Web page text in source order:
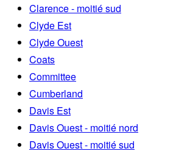
Clarence - moitié sud
Clyde Est
Clyde Ouest
Coats
Committee
Cumberland
Davis Est
Davis Ouest - moitié nord
Davis Ouest - moitié sud